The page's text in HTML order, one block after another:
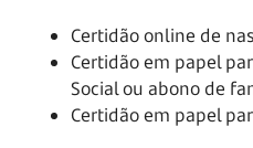
Certidão online de
Certidão em papel
Social ou abono de
Certidão em papel